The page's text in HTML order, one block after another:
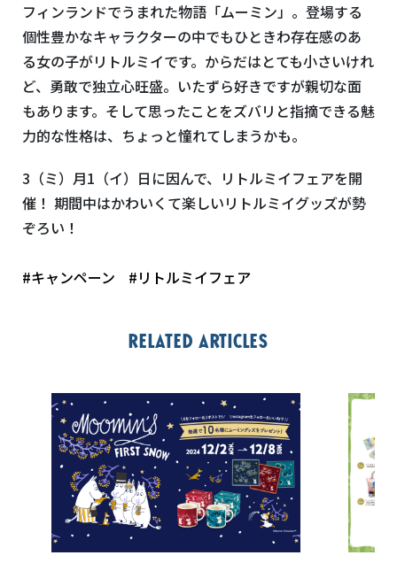
フィンランドでうまれた物語「ムーミン」。登場する
個性豊かなキャラクターの中でもひときわ存在感のあ
る女の子がリトルミイです。からだはとても小さいけれ
ど、勇敢で独立心旺盛。いたずら好きですが親切な面
もあります。そして思ったことをズバリと指摘できる魅
力的な性格は、ちょっと憧れてしまうかも。
3（ミ）月1（イ）日に因んで、リトルミイフェアを開
催！ 期間中はかわいくて楽しいリトルミイグッズが勢
ぞろい！
#キャンペーン #リトルミイフェア
Related articles